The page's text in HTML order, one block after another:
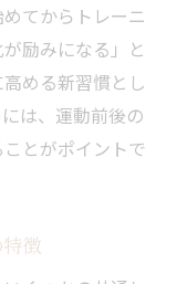
てからトレーニ
励みになる」と
める新習慣とし
は、運動前後の
とがポイントで
徴